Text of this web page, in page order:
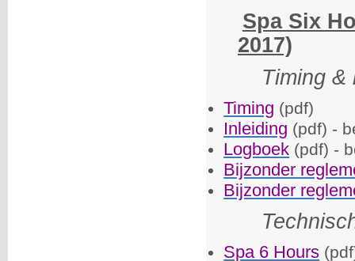
Spa Six
2017)
Timing &
Timing (pdf)
Inleiding (pdf) -
Logboek (pdf) -
Bijzonder
Bijzonder
Spa 6 Hours